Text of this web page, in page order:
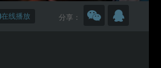
分享：
在线播放